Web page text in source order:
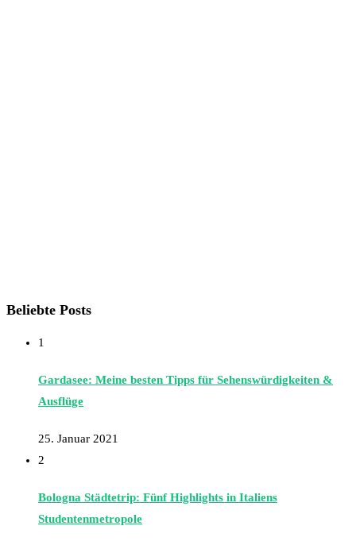
Beliebte Posts
1
Gardasee: Meine besten Tipps für Sehenswürdigkeiten &
Ausflüge
25. Januar 2021
2
Bologna Städtetrip: Fünf Highlights in Italiens
Studentenmetropole